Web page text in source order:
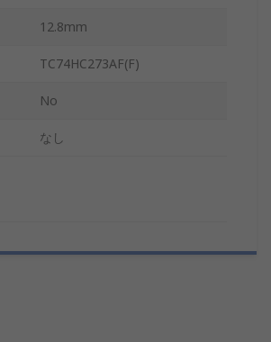
12.8mm
TC74HC273AF(F)
No
なし